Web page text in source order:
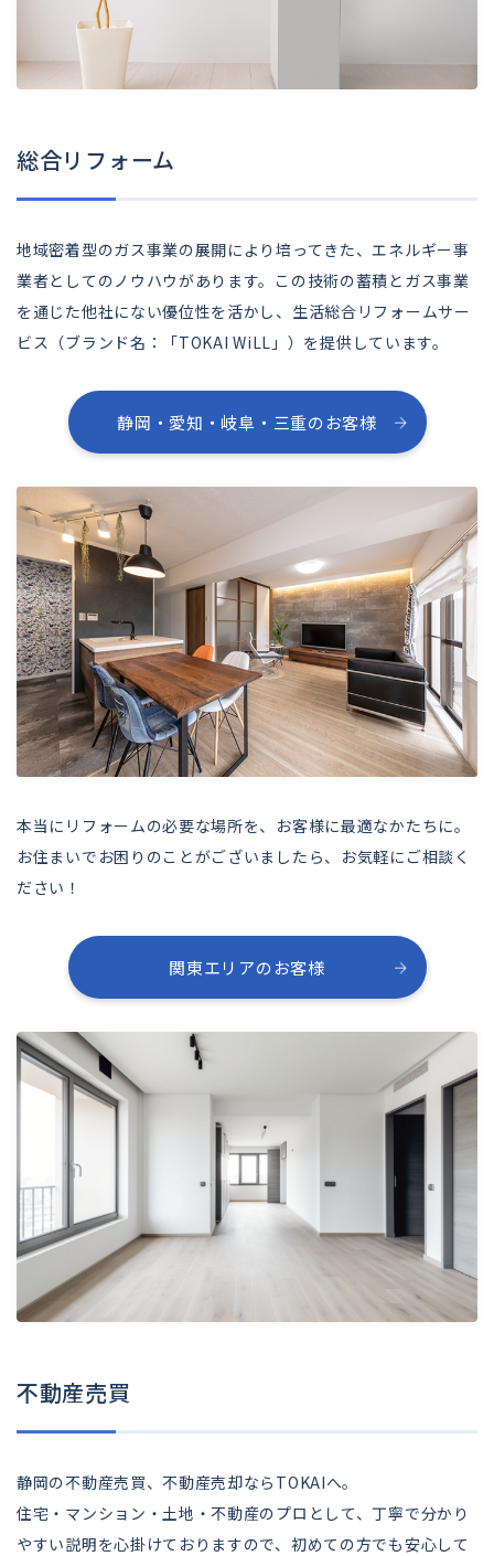
総合リフォーム
地域密着型のガス事業の展開により培ってきた、エネルギー事
業者としてのノウハウがあります。この技術の蓄積とガス事業
を通じた他社にない優位性を活かし、生活総合リフォームサー
ビス（ブランド名：「TOKAI WiLL」）を提供しています。
静岡・愛知・岐阜・三重のお客様
本当にリフォームの必要な場所を、お客様に最適なかたちに。
お住まいでお困りのことがございましたら、お気軽にご相談く
ださい！
関東エリアのお客様
不動産売買
静岡の不動産売買、不動産売却ならTOKAIへ。
住宅・マンション・土地・不動産のプロとして、丁寧で分かり
やすい説明を心掛けておりますので、初めての方でも安心して